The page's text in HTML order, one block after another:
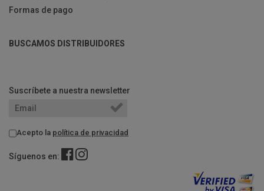
Formas de pago
BUSCAMOS DISTRIBUIDORES
Suscríbete a nuestra newsletter
Acepto la política de privacidad
Síguenos en: